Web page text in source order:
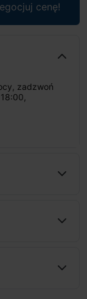
cenę!
zadzwoń